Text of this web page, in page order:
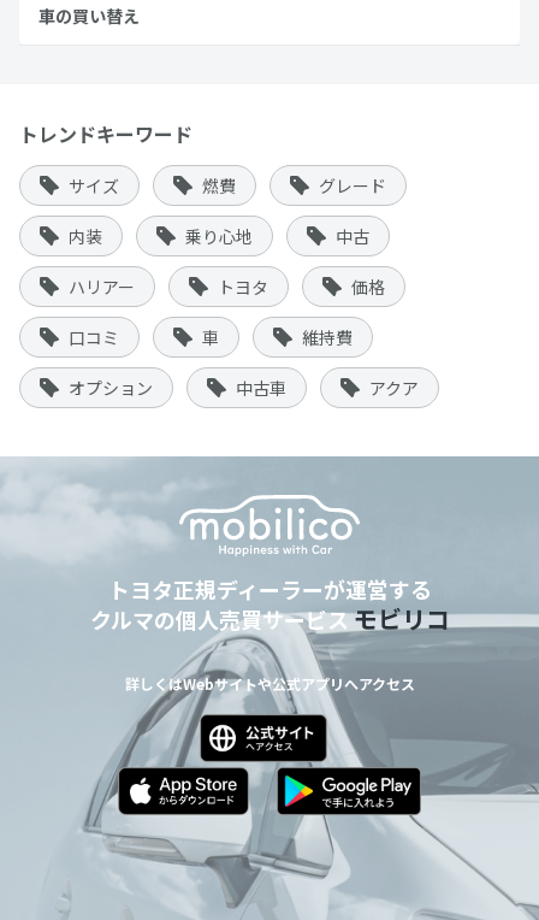
車の買い替え
トレンドキーワード
サイズ 燃費 グレード
内装 乗り心地 中古
ハリアー トヨタ 価格
口コミ 車 維持費
オプション 中古車 アクア
トヨタ正規ディーラーが運営する
クルマの個人売買サービスモビリコ
詳しくはWebサイトや公式アプリへアクセス